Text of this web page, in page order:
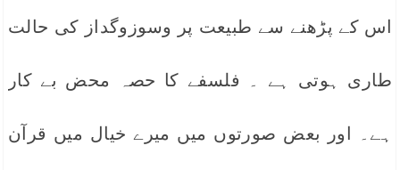
اس کے پڑھنے سے طبیعت پر وسوزوگداز کی حالت
طاری ہوتی ہے ۔ فلسفے کا حصہ محض بے کار
ہے۔ اور بعض صورتوں میں میرے خیال میں قرآن